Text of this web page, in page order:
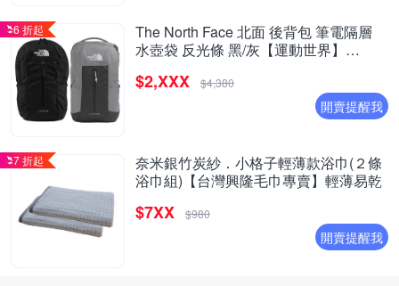
6 折起
The North Face 北面 後背包 筆電隔層
水壺袋 反光條 黑/灰【運動世界】
$2,XXX $4,380
開賣提醒我
7 折起
奈米銀竹炭紗．小格子輕薄款浴巾(２條
浴巾組)【台灣興隆毛巾專賣】輕薄易乾
$7XX $980
開賣提醒我